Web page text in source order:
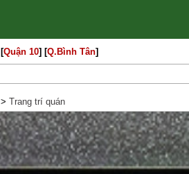
[Quận 10] [Q.Bình Tân]
> Trang trí quán